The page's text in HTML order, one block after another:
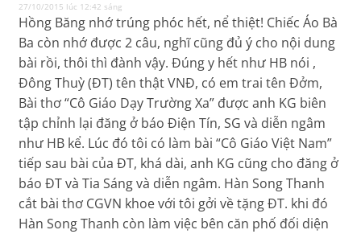
27/10/2015 lúc 12:42 sáng
Hồng Băng nhớ trúng phóc hết, nể thiệt! Chiếc Áo Bà
Ba còn nhớ được 2 câu, nghĩ cũng đủ ý cho nội dung
bài rồi, thôi thì đành vậy. Đúng y hết như HB nói ,
Đông Thuỳ (ĐT) tên thật VNĐ, có em trai tên Đởm,
Bài thơ “Cô Giáo Dạy Trường Xa” được anh KG biên
tập chỉnh lại đăng ở báo Điện Tín, SG và diễn ngâm
như HB kể. Lúc đó tôi có làm bài “Cô Giáo Việt Nam”
tiếp sau bài của ĐT, khá dài, anh KG cũng cho đăng ở
báo ĐT và Tia Sáng và diễn ngâm. Hàn Song Thanh
cắt bài thơ CGVN khoe với tôi gởi về tặng ĐT. khi đó
Hàn Song Thanh còn làm việc bên căn phố đối diện